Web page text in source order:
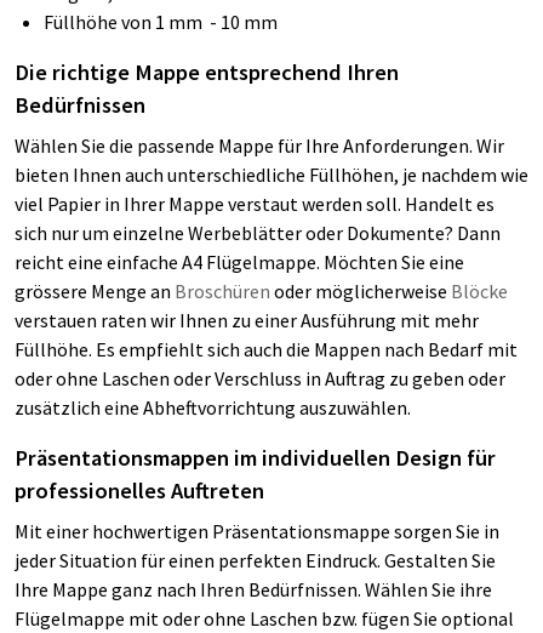
Füllhöhe von 1 mm - 10 mm
Die richtige Mappe entsprechend Ihren
Bedürfnissen
Wählen Sie die passende Mappe für Ihre Anforderungen. Wir
bieten Ihnen auch unterschiedliche Füllhöhen, je nachdem wie
viel Papier in Ihrer Mappe verstaut werden soll. Handelt es
sich nur um einzelne Werbeblätter oder Dokumente? Dann
reicht eine einfache A4 Flügelmappe. Möchten Sie eine
grössere Menge an Broschüren oder möglicherweise Blöcke
verstauen raten wir Ihnen zu einer Ausführung mit mehr
Füllhöhe. Es empfiehlt sich auch die Mappen nach Bedarf mit
oder ohne Laschen oder Verschluss in Auftrag zu geben oder
zusätzlich eine Abheftvorrichtung auszuwählen.
Präsentationsmappen im individuellen Design für
professionelles Auftreten
Mit einer hochwertigen Präsentationsmappe sorgen Sie in
jeder Situation für einen perfekten Eindruck. Gestalten Sie
Ihre Mappe ganz nach Ihren Bedürfnissen. Wählen Sie ihre
Flügelmappe mit oder ohne Laschen bzw. fügen Sie optional